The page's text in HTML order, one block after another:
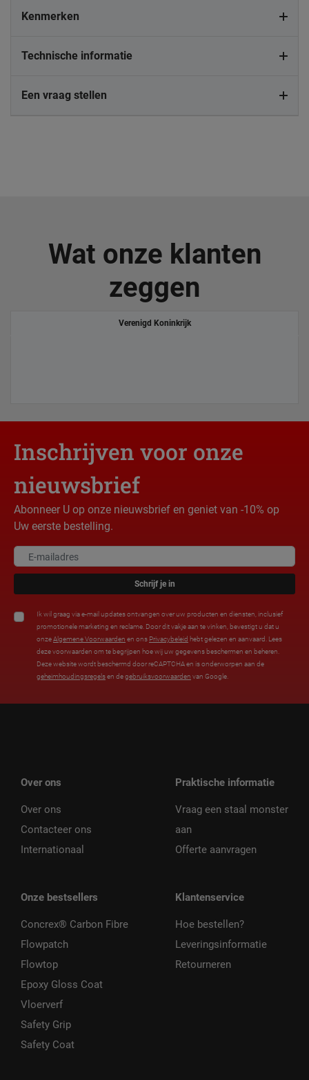
Kenmerken
Technische informatie
Een vraag stellen
Wat onze klanten
zeggen
Verenigd Koninkrijk
Inschrijven voor onze
nieuwsbrief
Abonneer U op onze nieuwsbrief en geniet van -10% op
Uw eerste bestelling.
Schrijf je in
Ik wil graag via e-mail updates ontvangen over uw producten en diensten, inclusief
promotionele marketing en reclame. Door dit vakje aan te vinken, bevestigt u dat u
onzeAlgemene Voorwaarden en ons Privacybeleid hebt gelezen en aanvaard. Lees
deze voorwaarden om te begrijpen hoe wij uw gegevens beschermen en beheren.
Deze website wordt beschermd door reCAPTCHA en is onderworpen aan de
geheimhoudingsregelsen degebruiksvoorwaarden van Google.
Over ons
Over ons
Contacteer ons
Internationaal
Onze bestsellers
Concrex® Carbon Fibre
Flowpatch
Flowtop
Epoxy Gloss Coat
Vloerverf
Safety Grip
Safety Coat
Praktische informatie
Vraag een staal monster
aan
Offerte aanvragen
Klantenservice
Hoe bestellen?
Leveringsinformatie
Retourneren